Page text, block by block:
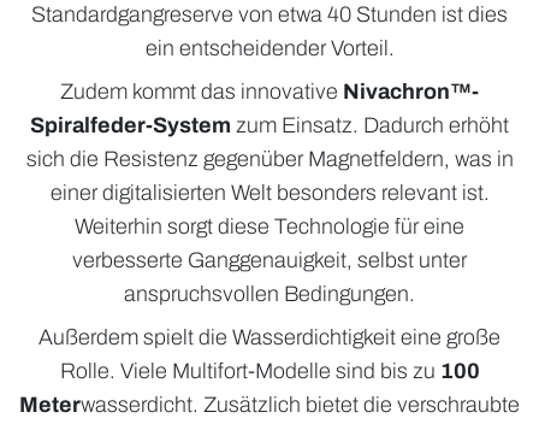
Standardgangreserve von etwa 40 Stunden ist dies
ein entscheidender Vorteil.
Zudem kommt das innovative Nivachron™-
Spiralfeder-System zum Einsatz. Dadurch erhöht
sich die Resistenz gegenüber Magnetfeldern, was in
einer digitalisierten Welt besonders relevant ist.
Weiterhin sorgt diese Technologie für eine
verbesserte Ganggenauigkeit, selbst unter
anspruchsvollen Bedingungen.
Außerdem spielt die Wasserdichtigkeit eine große
Rolle. Viele Multifort-Modelle sind bis zu 100
Meterwasserdicht. Zusätzlich bietet die verschraubte